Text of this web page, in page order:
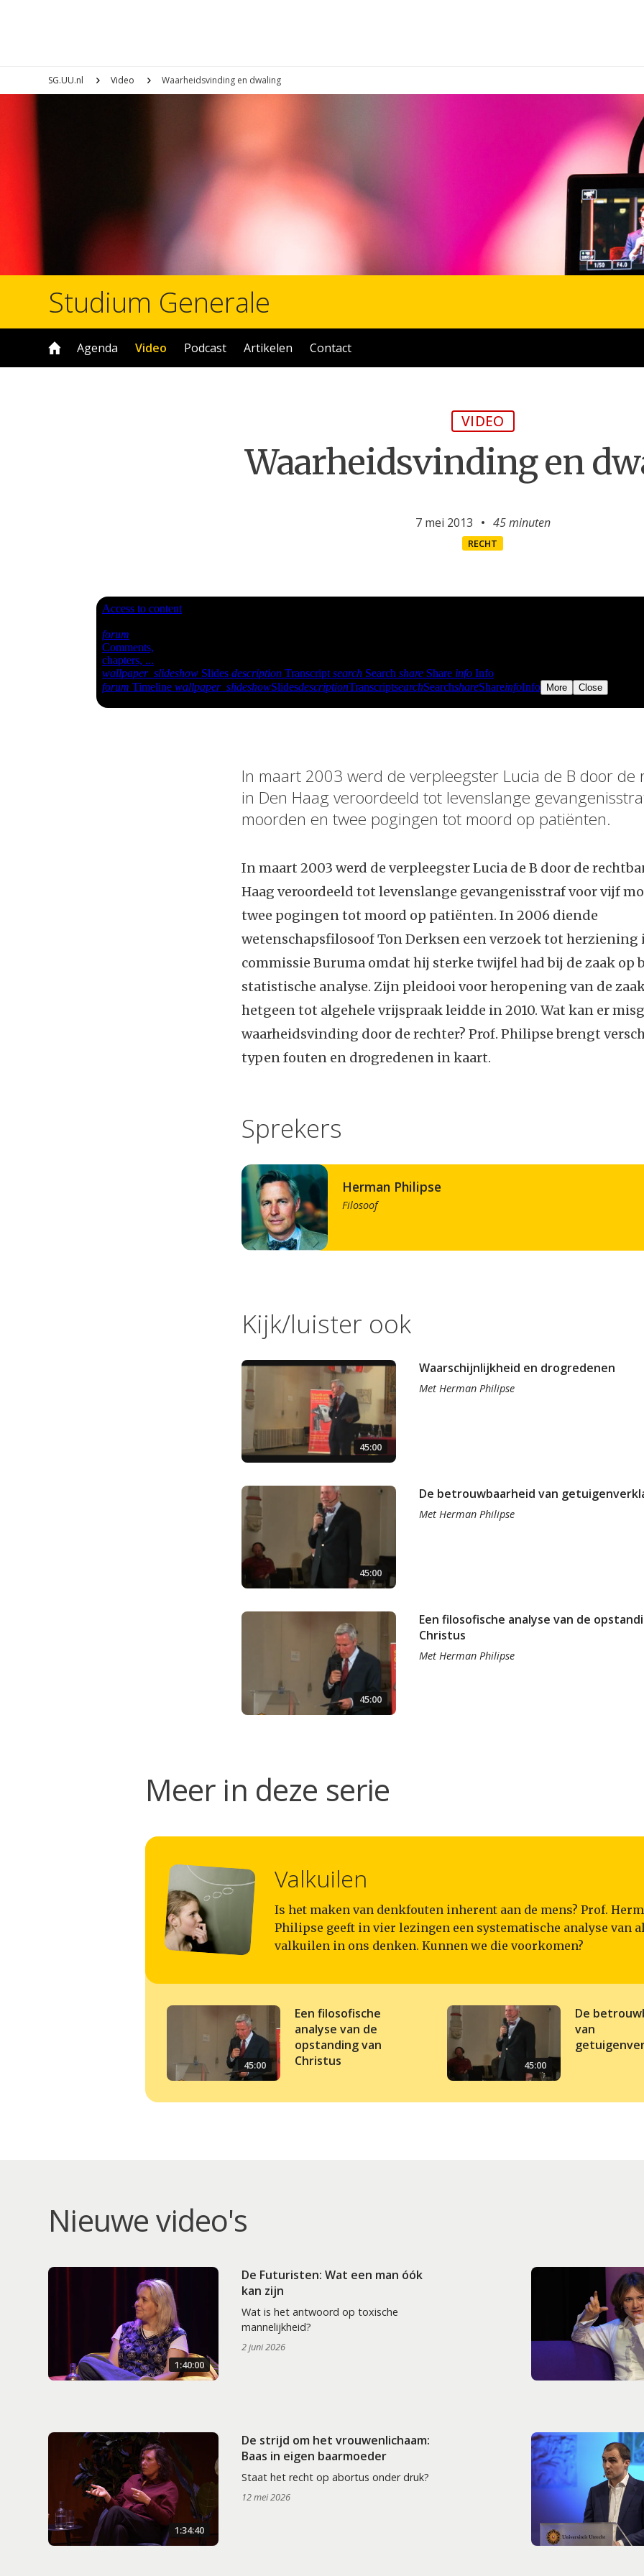
SG.UU.nl Video Waarheidsvinding en dwaling
Studium Generale
Agenda Video Podcast Artikelen Contact
VIDEO
Waarheidsvinding en
7 mei 2013 45 minuten
RECHT
In maart 2003 werd de verpleegster Lucia de B door de
in Den Haag veroordeeld tot levenslange
moorden en twee pogingen tot moord op patiënten.
In maart 2003 werd de verpleegster Lucia de B door de
Haag veroordeeld tot levenslange gevangenisstraf voor vijf
twee pogingen tot moord op patiënten. In 2006 diende
wetenschapsfilosoof Ton Derksen een verzoek tot herziening
commissie Buruma omdat hij sterke twijfel had bij de zaak op
statistische analyse. Zijn pleidooi voor heropening van de zaak
hetgeen tot algehele vrijspraak leidde in 2010. Wat kan er
waarheidsvinding door de rechter? Prof. Philipse brengt
typen fouten en drogredenen in kaart.
Sprekers
Herman Philipse
Filosoof
Kijk/luister ook
45:00
Waarschijnlijkheid en drogredenen
Met Herman Philipse
45:00
De betrouwbaarheid van
Met Herman Philipse
45:00
Een filosofische analyse van de
Christus
Met Herman Philipse
Meer in deze serie
Valkuilen
Is het maken van denkfouten inherent aan de mens? Prof.
Philipse geeft in vier lezingen een systematische analyse van
valkuilen in ons denken. Kunnen we die voorkomen?
45:00
Een filosofische
analyse van de
opstanding van
Christus
45:00
De
van
Nieuwe video's
1:40:00
De Futuristen: Wat een man óók
kan zijn
Wat is het antwoord op toxische
mannelijkheid?
2 juni 2026
1:34:40
De strijd om het vrouwenlichaam:
Baas in eigen baarmoeder
Staat het recht op abortus onder druk?
12 mei 2026